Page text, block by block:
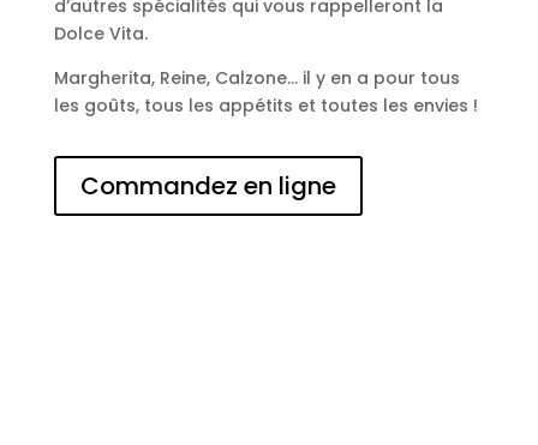
d’autres spécialités qui vous rappelleront la
Dolce Vita.
Margherita, Reine, Calzone… il y en a pour tous
les goûts, tous les appétits et toutes les envies !
Commandez en ligne